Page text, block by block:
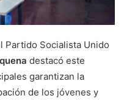
Partido Socialista Unido
destacó este
garantizan la
de los jóvenes y